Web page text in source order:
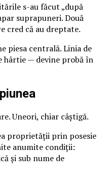
s-au făcut „după
suprapuneri. Două
cred că au dreptate.
piesa centrală. Linia de
hârtie — devine probă în
Uneori, chiar câștigă.
proprietății prin posesie
anumite condiții:
și sub nume de